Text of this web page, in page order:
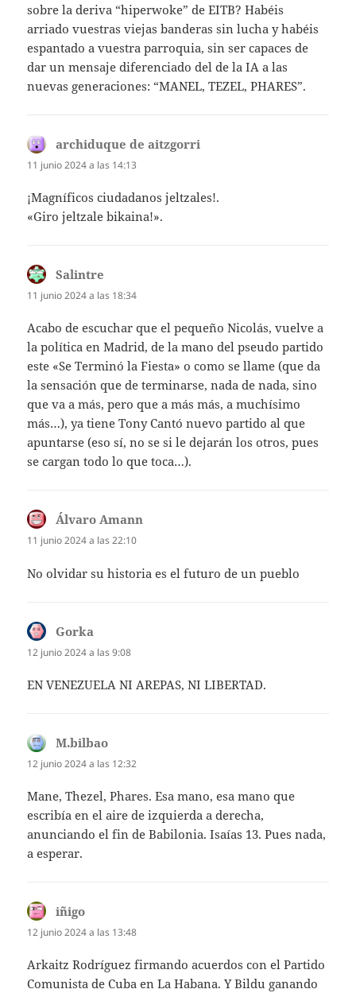
sobre la deriva “hiperwoke” de EITB? Habéis
arriado vuestras viejas banderas sin lucha y habéis
espantado a vuestra parroquia, sin ser capaces de
dar un mensaje diferenciado del de la IA a las
nuevas generaciones: “MANEL, TEZEL, PHARES”.
archiduque de aitzgorri
11 junio 2024 a las 14:13
¡Magníficos ciudadanos jeltzales!.
«Giro jeltzale bikaina!».
Salintre
11 junio 2024 a las 18:34
Acabo de escuchar que el pequeño Nicolás, vuelve a
la política en Madrid, de la mano del pseudo partido
este «Se Terminó la Fiesta» o como se llame (que da
la sensación que de terminarse, nada de nada, sino
que va a más, pero que a más más, a muchísimo
más…), ya tiene Tony Cantó nuevo partido al que
apuntarse (eso sí, no se si le dejarán los otros, pues
se cargan todo lo que toca…).
Álvaro Amann
11 junio 2024 a las 22:10
No olvidar su historia es el futuro de un pueblo
Gorka
12 junio 2024 a las 9:08
EN VENEZUELA NI AREPAS, NI LIBERTAD.
M.bilbao
12 junio 2024 a las 12:32
Mane, Thezel, Phares. Esa mano, esa mano que
escribía en el aire de izquierda a derecha,
anunciando el fin de Babilonia. Isaías 13. Pues nada,
a esperar.
iñigo
12 junio 2024 a las 13:48
Arkaitz Rodríguez firmando acuerdos con el Partido
Comunista de Cuba en La Habana. Y Bildu ganando